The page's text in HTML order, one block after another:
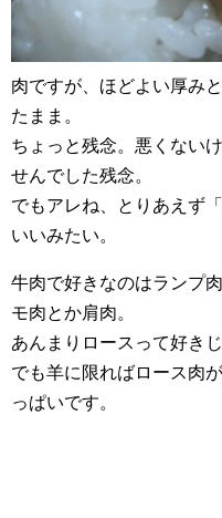
肉ですが、ほどよい厚み
たまま。
ちょっと残念。悪くない
せんでした残念。
でもアレね、とりあえず
いいみたい。
牛肉で好きなのはランプ
モ肉とか肩肉。
あんまりロースって好き
でも羊に限ればロース肉
っぱいです。